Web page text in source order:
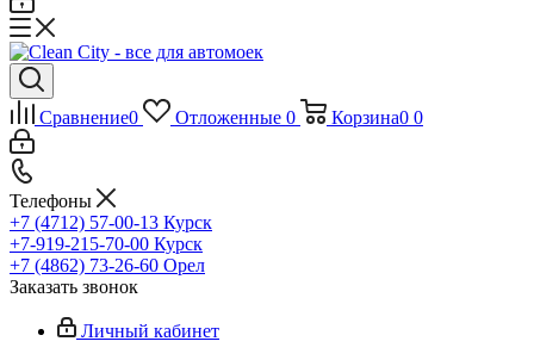
Сравнение0 Отложенные 0 Корзина0 0
Телефоны
+7 (4712) 57-00-13 Курск
+7-919-215-70-00 Курск
+7 (4862) 73-26-60 Орел
Заказать звонок
Личный кабинет